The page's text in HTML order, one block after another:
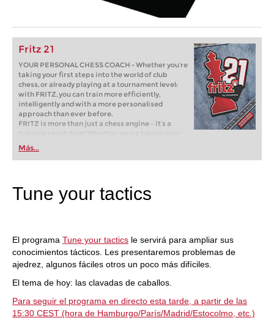
Fritz 21
YOUR PERSONAL CHESS COACH - Whether you’re
taking your first steps into the world of club
chess, or already playing at a tournament level:
with FRITZ, you can train more efficiently,
intelligently and with a more personalised
approach than ever before.
FRITZ is more than just a chess engine – it’s a
training revolution! Whether you’re taking your
first steps into the world of club chess, or already
playing at a tournament level: with FRITZ, you can
train more efficiently, intelligently and with a
Más...
Tune your tactics
El programa Tune your tactics le servirá para ampliar sus
conocimientos tácticos. Les presentaremos problemas de
ajedrez, algunos fáciles otros un poco más difíciles.
El tema de hoy: las clavadas de caballos.
Para seguir el programa en directo esta tarde, a partir de las
15:30 CEST (hora de Hamburgo/París/Madrid/Estocolmo, etc.)